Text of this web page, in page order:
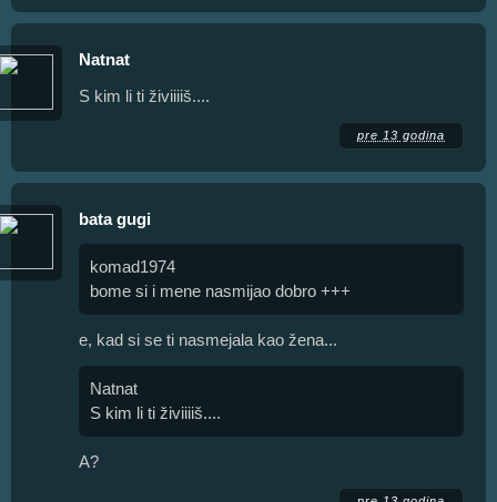
Natnat
S kim li ti živiiiiš....
pre 13 godina
bata gugi
komad1974
bome si i mene nasmijao dobro +++
e, kad si se ti nasmejala kao žena...
Natnat
S kim li ti živiiiiš....
A?